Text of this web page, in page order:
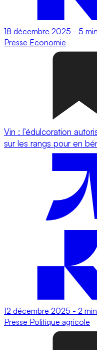
18 décembre 2025 - 5 min
Presse Economie
Vin : l’édulcoration
sur les rangs pour en
12 décembre 2025 - 2 min
Presse Politique agricole